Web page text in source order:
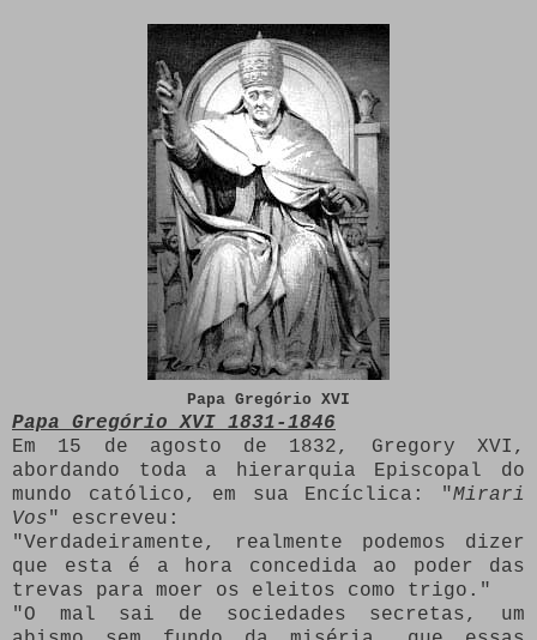
Papa Gregório XVI
Papa Gregório XVI 1831-1846
Em 15 de agosto de 1832, Gregory XVI,
abordando toda a hierarquia Episcopal do
mundo católico, em sua Encíclica: "Mirari
Vos" escreveu:
"Verdadeiramente, realmente podemos dizer
que esta é a hora concedida ao poder das
trevas para moer os eleitos como trigo."
"O mal sai de sociedades secretas, um